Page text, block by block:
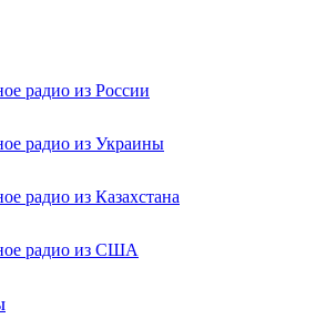
радио из России
радио из Украины
радио из Казахстана
радио из США